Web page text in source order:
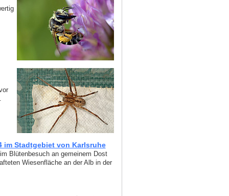
im Stadtgebiet von Karlsruhe
Blütenbesuch an gemeinem Dost
Wiesenfläche an der Alb in der